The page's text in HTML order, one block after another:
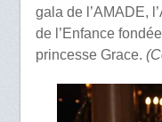
gala de l’AMADE,
de l’Enfance
princesse Grace.